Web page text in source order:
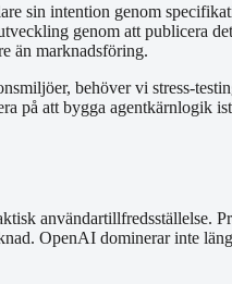
sin intention genom
genom att publicera
än marknadsföring.
behöver vi stress-
på att bygga agentkärnlogik
användartillfredsställelse.
OpenAI dominerar inte